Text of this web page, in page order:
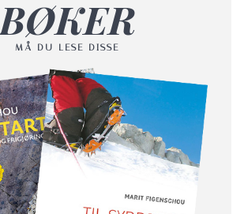
BØKER
MÅ DU LESE DISSE